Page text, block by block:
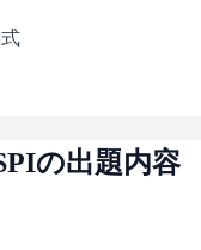
の出題内容